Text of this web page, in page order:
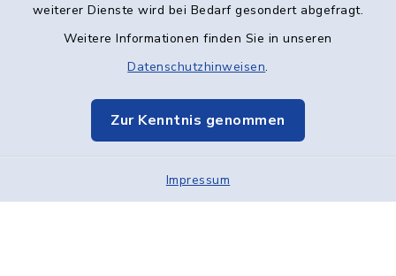
weiterer Dienste wird bei Bedarf gesondert abgefragt.
Weitere Informationen finden Sie in unseren
Datenschutzhinweisen.
Zur Kenntnis genommen
Impressum
Datenschutz
Elektronische Kommunikation
Sitemap